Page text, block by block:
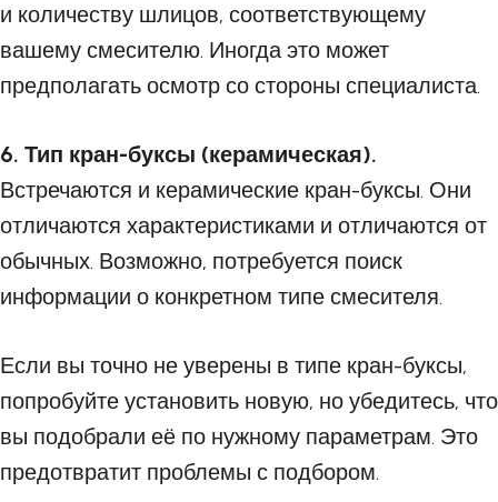
и количеству шлицов, соответствующему
вашему смесителю. Иногда это может
предполагать осмотр со стороны специалиста.
6. Тип кран-буксы (керамическая).
Встречаются и керамические кран-буксы. Они
отличаются характеристиками и отличаются от
обычных. Возможно, потребуется поиск
информации о конкретном типе смесителя.
Если вы точно не уверены в типе кран-буксы,
попробуйте установить новую, но убедитесь, что
вы подобрали её по нужному параметрам. Это
предотвратит проблемы с подбором.